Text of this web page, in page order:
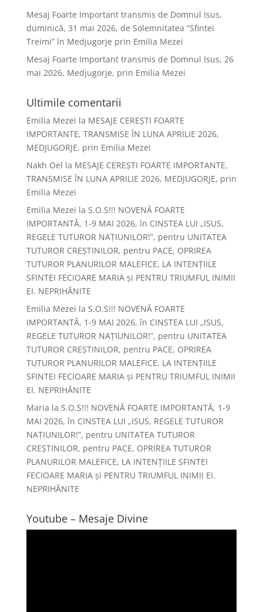
Mesaj Foarte Important transmis de Domnul Isus,
duminică, 31 mai 2026, de Solemnitatea ”Sfintei
Treimi” în Medjugorje prin Emilia Mezei
Mesaj Foarte Important transmis de Domnul Isus, 26
mai 2026, Medjugorje, prin Emilia Mezei
Ultimile comentarii
Emilia Mezei la MESAJE CEREȘTI FOARTE
IMPORTANTE, TRANSMISE ÎN LUNA APRILIE 2026,
MEDJUGORJE, prin Emilia Mezei
Nakh Oel la MESAJE CEREȘTI FOARTE IMPORTANTE,
TRANSMISE ÎN LUNA APRILIE 2026, MEDJUGORJE, prin
Emilia Mezei
Emilia Mezei la S.O.S!!! NOVENĂ FOARTE
IMPORTANTĂ, 1-9 MAI 2026, în CINSTEA LUI „ISUS,
REGELE TUTUROR NAȚIUNILOR!”, pentru UNITATEA
TUTUROR CREȘTINILOR, pentru PACE, OPRIREA
TUTUROR PLANURILOR MALEFICE, LA INTENȚIILE
SFINTEI FECIOARE MARIA și PENTRU TRIUMFUL INIMII
EI. NEPRIHĂNITE
Emilia Mezei la S.O.S!!! NOVENĂ FOARTE
IMPORTANTĂ, 1-9 MAI 2026, în CINSTEA LUI „ISUS,
REGELE TUTUROR NAȚIUNILOR!”, pentru UNITATEA
TUTUROR CREȘTINILOR, pentru PACE, OPRIREA
TUTUROR PLANURILOR MALEFICE, LA INTENȚIILE
SFINTEI FECIOARE MARIA și PENTRU TRIUMFUL INIMII
EI. NEPRIHĂNITE
Maria la S.O.S!!! NOVENĂ FOARTE IMPORTANTĂ, 1-9
MAI 2026, în CINSTEA LUI „ISUS, REGELE TUTUROR
NAȚIUNILOR!”, pentru UNITATEA TUTUROR
CREȘTINILOR, pentru PACE, OPRIREA TUTUROR
PLANURILOR MALEFICE, LA INTENȚIILE SFINTEI
FECIOARE MARIA și PENTRU TRIUMFUL INIMII EI.
NEPRIHĂNITE
Youtube – Mesaje Divine